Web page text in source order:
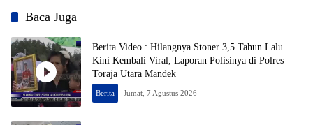
Baca Juga
Berita Video : Hilangnya Stoner 3,5 Tahun Lalu
Kini Kembali Viral, Laporan Polisinya di Polres
Toraja Utara Mandek
Berita Jumat, 7 Agustus 2026